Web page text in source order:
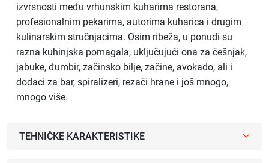
izvrsnosti među vrhunskim kuharima restorana,
profesionalnim pekarima, autorima kuharica i drugim
kulinarskim stručnjacima. Osim ribeža, u ponudi su
razna kuhinjska pomagala, uključujući ona za češnjak,
jabuke, đumbir, začinsko bilje, začine, avokado, ali i
dodaci za bar, spiralizeri, rezači hrane i još mnogo,
mnogo više.
TEHNIČKE KARAKTERISTIKE